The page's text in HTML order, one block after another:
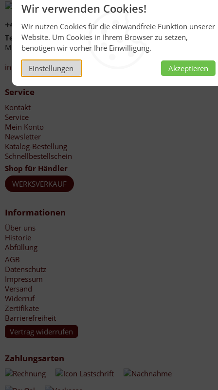
Wir verwenden Cookies!
Wir nutzen Cookies für die einwandfreie Funktion unserer
Website. Um Cookies in Ihrem Browser zu setzen,
benötigen wir vorher Ihre Einwilligung.
Einstellungen Akzeptieren
+49 (0)6267 1021
Telefonzeiten
Mo - Fr 08:00 - 12:00 Uhr
13:30 - 17:00 Uhr
info@honig-reinmuth.de
Service
Kontakt
Service
Mein Konto
Newsletter
Katalog-Bestellung
Schnellbestellschein
Shop für Händler
WERKSVERKAUF
Informationen
Über uns
Historie
Abfüllung
AGB
Datenschutz
Impressum
Versand
Widerruf
Zertifikate
Barrierefreiheit
Vertrag widerrufen
Zahlungsarten